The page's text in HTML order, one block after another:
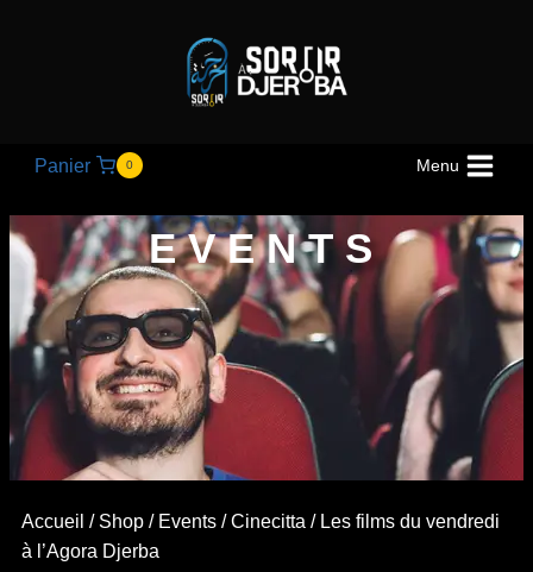
Panier 0 Menu
EVENTS
Accueil / Shop / Events /Cinecitta / Les films du vendredi
à l’Agora Djerba